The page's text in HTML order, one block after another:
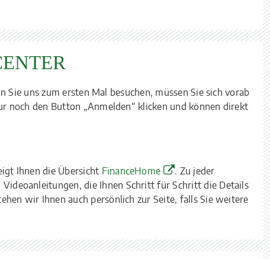
Sie uns zum ersten Mal besuchen, müssen Sie sich vorab
noch den Button „Anmelden“ klicken und können direkt
Ihnen die Übersicht FinanceHome
. Zu jeder
Videoanleitungen, die Ihnen Schritt für Schritt die Details
wir Ihnen auch persönlich zur Seite, falls Sie weitere